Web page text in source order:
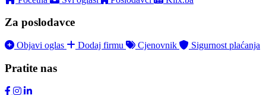
Za poslodavce
Objavi oglas Dodaj firmu Cjenovnik Sigurnost plaćanja
Pratite nas